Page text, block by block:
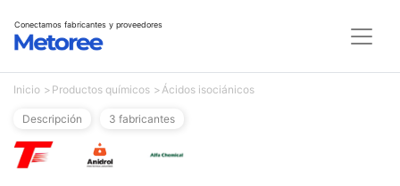
Conectamos fabricantes y proveedores
Inicio Productos químicos Ácidos isociánicos
Descripción 3 fabricantes